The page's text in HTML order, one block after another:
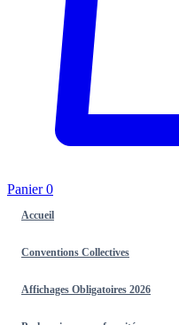
Panier0
Accueil
Conventions Collectives
Affichages Obligatoires 2026